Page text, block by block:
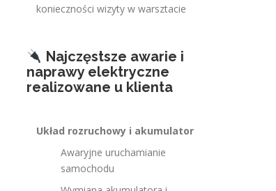
konieczności wizyty w warsztacie
Najczęstsze awarie i
naprawy elektryczne
realizowane u klienta
Układ rozruchowy i akumulator
Awaryjne uruchamianie
samochodu